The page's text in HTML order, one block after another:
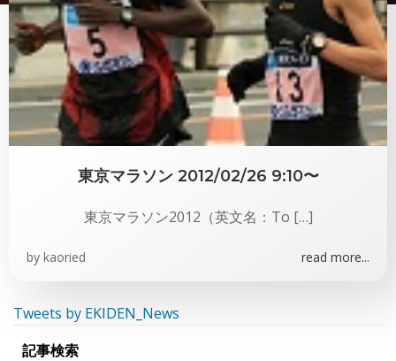
東京マラソン 2012/02/26 9:10〜
東京マラソン2012（英文名：To […]
by kaoried read more...
Tweets by EKIDEN_News
記事検索